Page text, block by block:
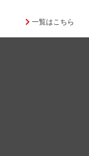
一覧はこちら